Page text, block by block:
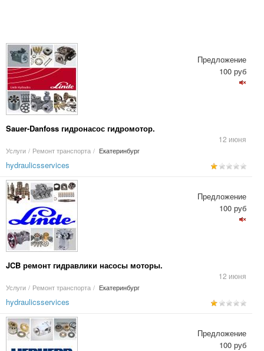
Sauer-Danfoss гидронасос гидромотор.
12 июня
Услуги / Ремонт транспорта / Екатеринбург
Предложение
100 руб
hydraulicsservices
JCB ремонт гидравлики насосы моторы.
12 июня
Услуги / Ремонт транспорта / Екатеринбург
Предложение
100 руб
hydraulicsservices
Предложение
100 руб